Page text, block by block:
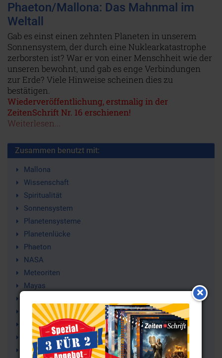
Phaeton/Mallona: Das Mahnmal im
Weltall
Gab es einst einen zehnten Planeten in unserem
Sonnensystem, der durch eine Nuklearkatastrophe
zerborsten ist? War er von einer Menschheit wie der
unseren bewohnt, und gab es enge Verbindungen
zur Erde? Viele Hinweise scheinen dies zu
bestätigen.
Wiederveröffentlichung, erstmalig in der
ZeitenSchrift Nr. 16 erschienen!
Weiterlesen...
Zusammen benutzt mit:
Mallona
Wissenschaft
Spiritualität
Sonnensystem
Planetensysteme
Planetenlücke
Phaeton
NASA
Meteoriten
Mayas
Marsgesicht
Mars
Assyrer
Kosmos